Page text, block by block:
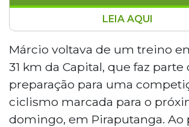
Um ciclista identificado como
um acidente na noite de quinta-
com blocos de meio-fio instalados
sinalização no meio da ciclovia da
Duque de Caxias, em Campo
de rosto no chão e ficou com
roxo e joelhos inchados. Exames
LEIA AQUI
Márcio voltava de um treino
31 km da Capital, que faz parte
preparação para uma
ciclismo marcada para o
domingo, em Piraputanga. Ao